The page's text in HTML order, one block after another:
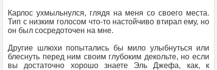
Карлос ухмыльнулся, глядя на меня со своего места.
Тип с низким голосом что-то настойчиво втирал ему, но
он был сосредоточен на мне.
Другие шлюхи попытались бы мило улыбнуться или
блеснуть перед ним своим глубоким декольте, но если
вы достаточно хорошо знаете Эль Джефа, как, к